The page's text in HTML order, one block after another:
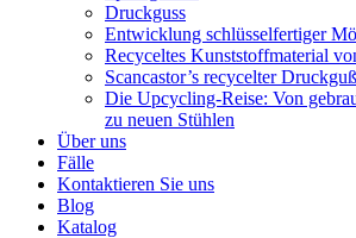
Druckguss
Entwicklung schlüsselfertiger
Recyceltes Kunststoffmaterial
Scancastor’s recycelter
Die Upcycling-Reise: Von
zu neuen Stühlen
Über uns
Fälle
Kontaktieren Sie uns
Blog
Katalog